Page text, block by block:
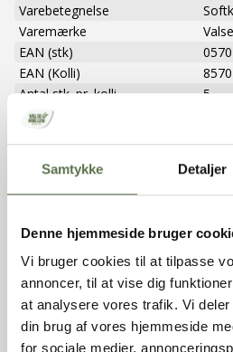
Samtykke Detaljer
Denne hjemmeside bruger
Vi bruger cookies til at tilpasse
annoncer, til at vise dig
at analysere vores trafik. Vi
din brug af vores hjemmeside
for sociale medier,
Varebetegnelse
Varemærke
EAN (stk)
EAN (Kolli)
Antal stk. pr. kolli
5
Emballage
Dyrket/Høstet i
INGREDIENSER
34% danske RUGFLAGER, 20,5%
HVEDEMEL, 8% solsikkekerner, 6%
FULDKORNHVEDEMEL, 6% hørfrø,